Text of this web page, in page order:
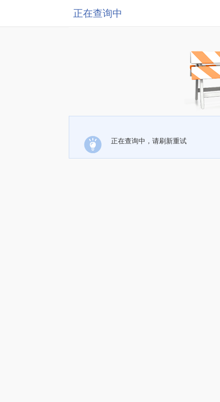
正在查询中
正在查询中，请刷新重试